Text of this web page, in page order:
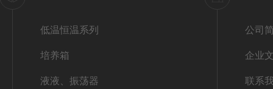
低温恒温系列
培养箱
液液、振荡器
公司
企业
联系